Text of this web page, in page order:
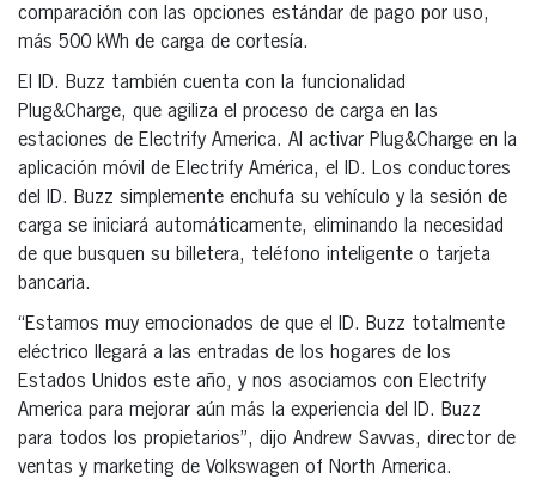
comparación con las opciones estándar de pago por uso,
más 500 kWh de carga de cortesía.
El ID. Buzz también cuenta con la funcionalidad
Plug&Charge, que agiliza el proceso de carga en las
estaciones de Electrify America. Al activar Plug&Charge en la
aplicación móvil de Electrify América, el ID. Los conductores
del ID. Buzz simplemente enchufa su vehículo y la sesión de
carga se iniciará automáticamente, eliminando la necesidad
de que busquen su billetera, teléfono inteligente o tarjeta
bancaria.
“Estamos muy emocionados de que el ID. Buzz totalmente
eléctrico llegará a las entradas de los hogares de los
Estados Unidos este año, y nos asociamos con Electrify
America para mejorar aún más la experiencia del ID. Buzz
para todos los propietarios”, dijo Andrew Savvas, director de
ventas y marketing de Volkswagen of North America.